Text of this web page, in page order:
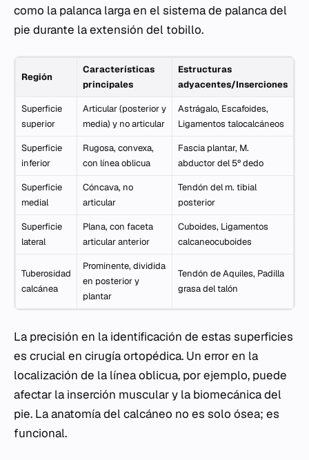
como la palanca larga en el sistema de palanca del
pie durante la extensión del tobillo.
Región
Características
principales
Estructuras
adyacentes/Inserciones
Superficie
superior
Articular (posterior y
media) y no articular
Astrágalo, Escafoides,
Ligamentos talocalcáneos
Superficie
inferior
Rugosa, convexa,
con línea oblicua
Fascia plantar, M.
abductor del 5º dedo
Superficie
medial
Cóncava, no
articular
Tendón del m. tibial
posterior
Superficie
lateral
Plana, con faceta
articular anterior
Cuboides, Ligamentos
calcaneocuboides
Tuberosidad
calcánea
Prominente, dividida
en posterior y
plantar
Tendón de Aquiles, Padilla
grasa del talón
La precisión en la identificación de estas superficies
es crucial en cirugía ortopédica. Un error en la
localización de la línea oblicua, por ejemplo, puede
afectar la inserción muscular y la biomecánica del
pie. La anatomía del calcáneo no es solo ósea; es
funcional.